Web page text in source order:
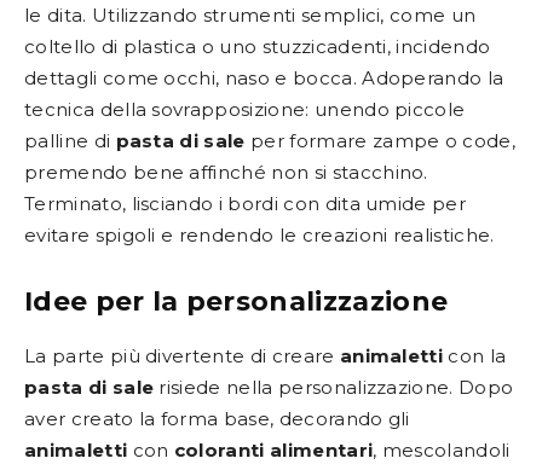
le dita. Utilizzando strumenti semplici, come un
coltello di plastica o uno stuzzicadenti, incidendo
dettagli come occhi, naso e bocca. Adoperando la
tecnica della sovrapposizione: unendo piccole
palline di pasta di sale per formare zampe o code,
premendo bene affinché non si stacchino.
Terminato, lisciando i bordi con dita umide per
evitare spigoli e rendendo le creazioni realistiche.
Idee per la personalizzazione
La parte più divertente di creare animaletti con la
pasta di sale risiede nella personalizzazione. Dopo
aver creato la forma base, decorando gli
animaletti con coloranti alimentari, mescolandoli